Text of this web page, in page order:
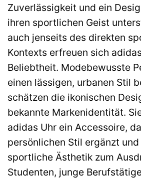
Zuverlässigkeit und ein
ihren sportlichen Geist
auch jenseits des direkten
Kontexts erfreuen sich
Beliebtheit. Modebewusste
einen lässigen, urbanen Stil
schätzen die ikonischen
bekannte Markenidentität.
adidas Uhr ein Accessoire,
persönlichen Stil ergänzt
sportliche Ästhetik zum
Studenten, junge